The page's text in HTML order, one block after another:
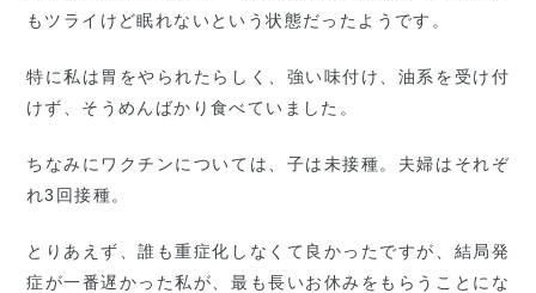
もツライけど眠れないという状態だったようです。
特に私は胃をやられたらしく、強い味付け、油系を受け付
けず、そうめんばかり食べていました。
ちなみにワクチンについては、子は未接種。夫婦はそれぞ
れ3回接種。
とりあえず、誰も重症化しなくて良かったですが、結局発
症が一番遅かった私が、最も長いお休みをもらうことにな